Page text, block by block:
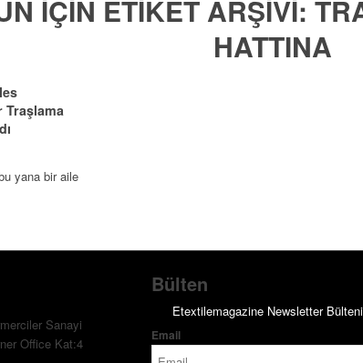
IÇIN ETIKET ARŞIVI:
HATTINA
Traşlama
yana bir aile
Sanayi
Office Kat:4
Bülten
Etextilemagazine Newsletter
Email